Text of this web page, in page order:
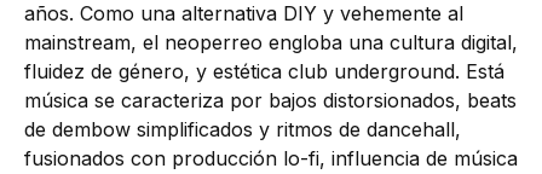
años. Como una alternativa DIY y vehemente al
mainstream, el neoperreo engloba una cultura digital,
fluidez de género, y estética club underground. Está
música se caracteriza por bajos distorsionados, beats
de dembow simplificados y ritmos de dancehall,
fusionados con producción lo-fi, influencia de música